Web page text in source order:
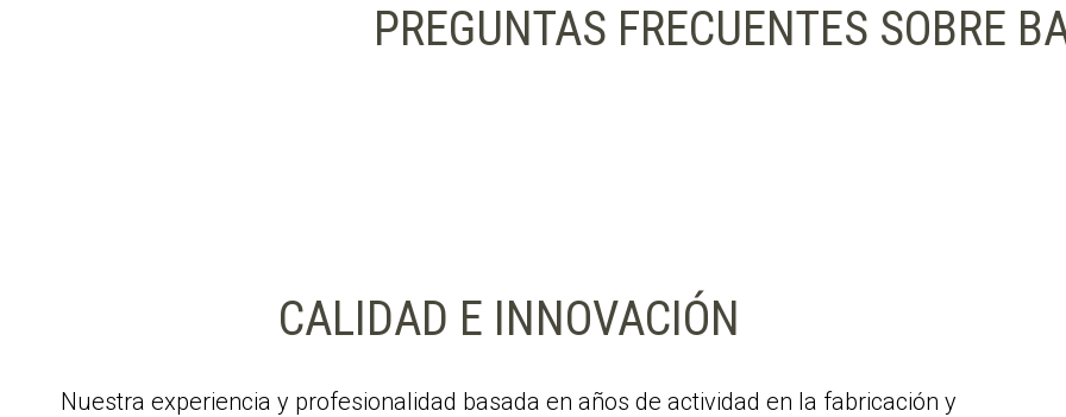
PREGUNTAS FRECUENTES SOBRE
CALIDAD E INNOVACIÓN
Nuestra experiencia y profesionalidad basada en años de actividad en la fabricación y